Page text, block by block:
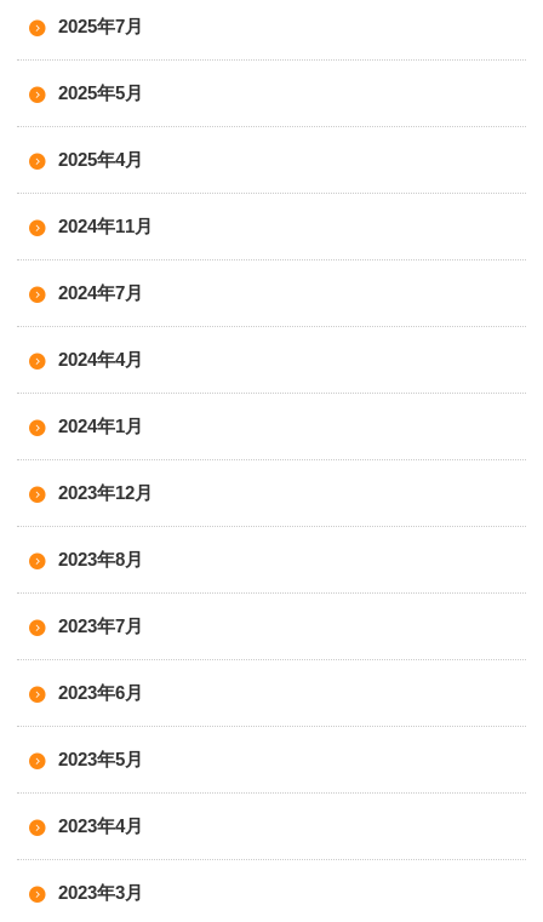
2025年7月
2025年5月
2025年4月
2024年11月
2024年7月
2024年4月
2024年1月
2023年12月
2023年8月
2023年7月
2023年6月
2023年5月
2023年4月
2023年3月